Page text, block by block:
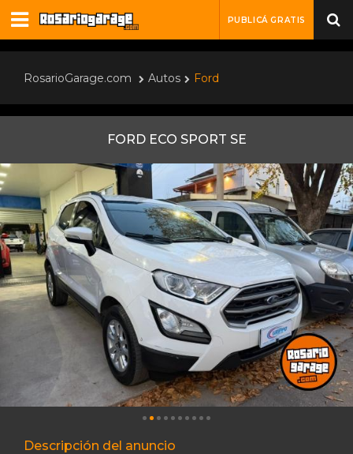
PUBLICÁ GRATIS
RosarioGarage.com Autos Ford
FORD ECO SPORT SE
Descripción del anuncio